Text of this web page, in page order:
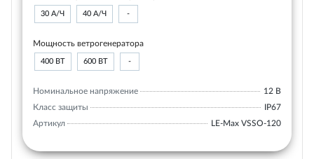
30 А/Ч 40 А/Ч -
Мощность ветрогенератора
400 ВТ 600 ВТ -
Номинальное напряжение
12 В
Класс защиты
IP67
Артикул
LE-Max VSSO-120